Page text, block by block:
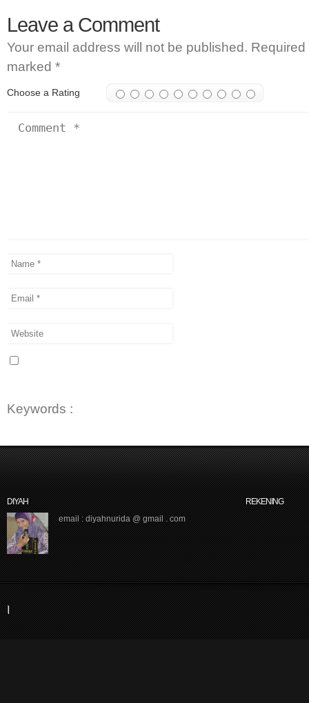
Leave a Comment
Your email address will not be published. Required
marked *
Choose a Rating
Keywords :
DIYAH
email : diyahnurida @ gmail . com
REKENING
|